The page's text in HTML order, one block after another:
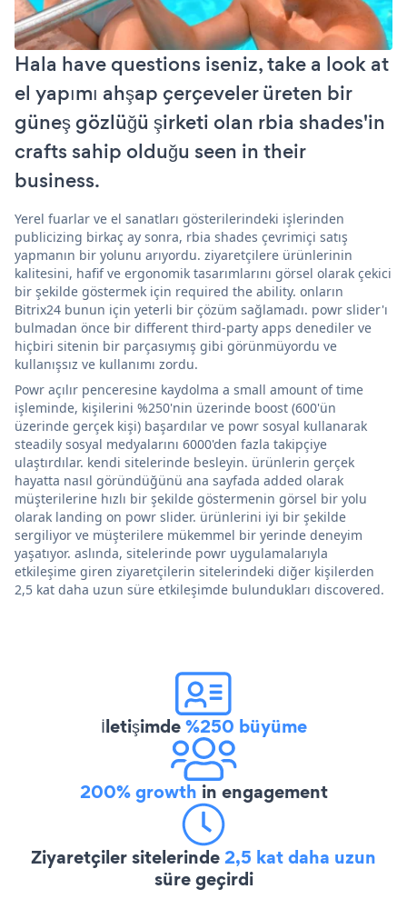
Hala have questions iseniz, take a look at
el yapımı ahşap çerçeveler üreten bir
güneş gözlüğü şirketi olan rbia shades'in
crafts sahip olduğu seen in their
business.
Yerel fuarlar ve el sanatları gösterilerindeki işlerinden
publicizing birkaç ay sonra, rbia shades çevrimiçi satış
yapmanın bir yolunu arıyordu. ziyaretçilere ürünlerinin
kalitesini, hafif ve ergonomik tasarımlarını görsel olarak çekici
bir şekilde göstermek için required the ability. onların
Bitrix24 bunun için yeterli bir çözüm sağlamadı. powr slider'ı
bulmadan önce bir different third-party apps denediler ve
hiçbiri sitenin bir parçasıymış gibi görünmüyordu ve
kullanışsız ve kullanımı zordu.
Powr açılır penceresine kaydolma a small amount of time
işleminde, kişilerini %250'nin üzerinde boost (600'ün
üzerinde gerçek kişi) başardılar ve powr sosyal kullanarak
steadily sosyal medyalarını 6000'den fazla takipçiye
ulaştırdılar. kendi sitelerinde besleyin. ürünlerin gerçek
hayatta nasıl göründüğünü ana sayfada added olarak
müşterilerine hızlı bir şekilde göstermenin görsel bir yolu
olarak landing on powr slider. ürünlerini iyi bir şekilde
sergiliyor ve müşterilere mükemmel bir yerinde deneyim
yaşatıyor. aslında, sitelerinde powr uygulamalarıyla
etkileşime giren ziyaretçilerin sitelerindeki diğer kişilerden
2,5 kat daha uzun süre etkileşimde bulundukları discovered.
İletişimde%250 büyüme
200% growth in engagement
Ziyaretçiler sitelerinde2,5 kat daha uzun
süre geçirdi